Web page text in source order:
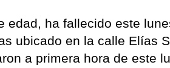
edad, ha fallecido este
ubicado en la calle Elías
a primera hora de este